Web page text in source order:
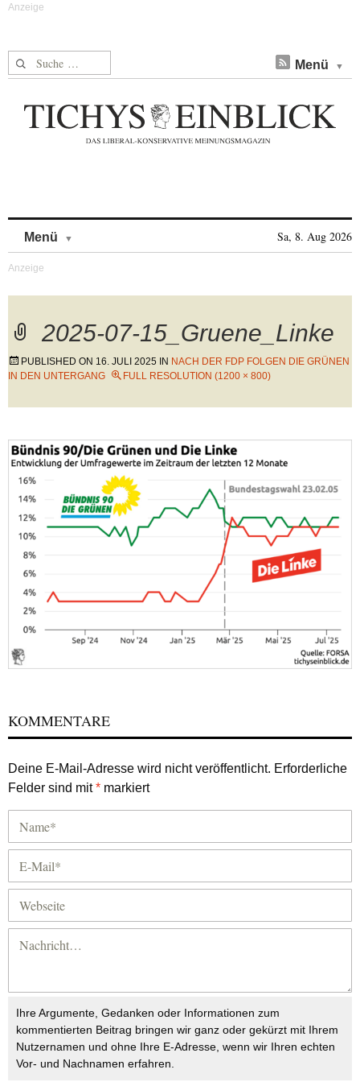
Suche nach: Menü
Menü Sa, 8. Aug 2026
2025-07-15_Gruene_Linke
PUBLISHED ON 16. JULI 2025 IN NACH DER FDP FOLGEN DIE GRÜNEN
IN DEN UNTERGANG
FULL RESOLUTION (1200 × 800)
KOMMENTARE
Deine E-Mail-Adresse wird nicht veröffentlicht. Erforderliche
Felder sind mit* markiert
Ihre Argumente, Gedanken oder Informationen zum
kommentierten Beitrag bringen wir ganz oder gekürzt mit Ihrem
Nutzernamen und ohne Ihre E-Adresse, wenn wir Ihren echten
Vor- und Nachnamen erfahren.